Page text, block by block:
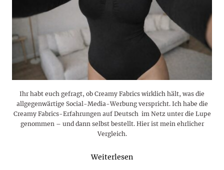
Ihr habt euch gefragt, ob Creamy Fabrics wirklich hält, was die
allgegenwärtige Social-Media-Werbung verspricht. Ich habe die
Creamy Fabrics-Erfahrungen auf Deutsch im Netz unter die Lupe
genommen – und dann selbst bestellt. Hier ist mein ehrlicher
Vergleich.
Weiterlesen